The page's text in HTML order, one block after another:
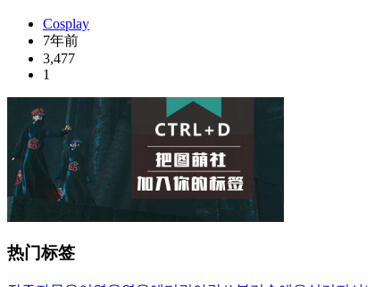
Cosplay
7年前
3,477
1
热门标签